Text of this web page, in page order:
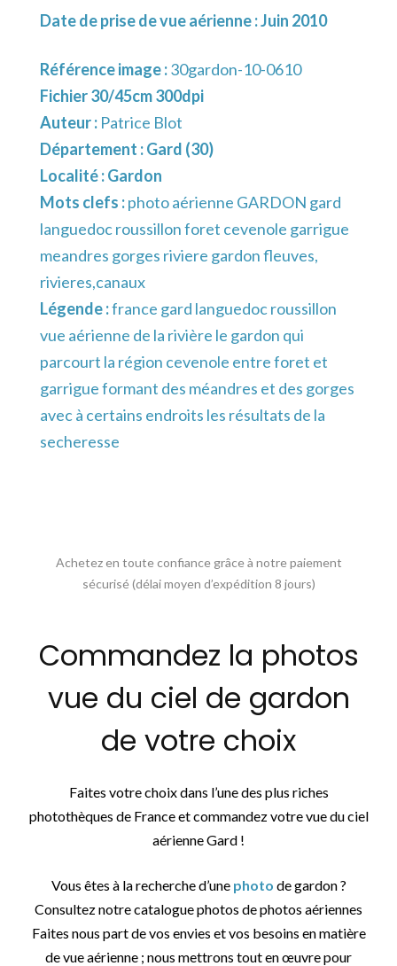
Date de prise de vue aérienne : Juin 2010
Référence image :30gardon-10-0610
Fichier 30/45cm 300dpi
Auteur : Patrice Blot
Département :Gard (30)
Localité :Gardon
Mots clefs :photo aérienne GARDON gard
languedoc roussillon foret cevenole garrigue
meandres gorges riviere gardon fleuves,
rivieres,canaux
Légende :france gard languedoc roussillon
vue aérienne de la rivière le gardon qui
parcourt la région cevenole entre foret et
garrigue formant des méandres et des gorges
avec à certains endroits les résultats de la
secheresse
Achetez en toute confiance grâce à notre paiement
sécurisé (délai moyen d’expédition 8 jours)
Commandez la photos
vue du ciel de gardon
de votre choix
Faites votre choix dans l’une des plus riches
photothèques de France et commandez votre vue du ciel
aérienne Gard !
Vous êtes à la recherche d’une photo de gardon ?
Consultez notre catalogue photos de photos aériennes
Faites nous part de vos envies et vos besoins en matière
de vue aérienne ; nous mettrons tout en œuvre pour